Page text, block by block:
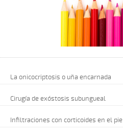
La onicocriptosis o uña encarnada
Cirugía de exóstosis subungueal
Infiltraciones con corticoides en el pie